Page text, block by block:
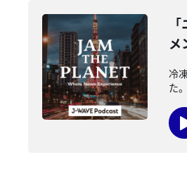
メ
冷
た